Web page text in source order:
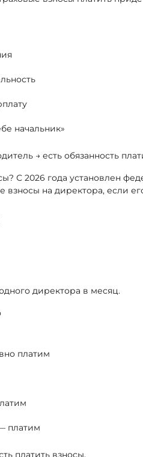
начальник»
→ есть обязанность
С 2026 года установлен
взносы на директора, если
директора в месяц.
платим
платим
платить взносы.